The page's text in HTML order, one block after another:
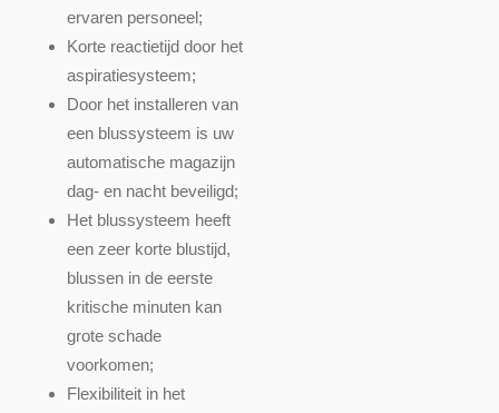
ervaren personeel;
Korte reactietijd door het
aspiratiesysteem;
Door het installeren van
een blussysteem is uw
automatische magazijn
dag- en nacht beveiligd;
Het blussysteem heeft
een zeer korte blustijd,
blussen in de eerste
kritische minuten kan
grote schade
voorkomen;
Flexibiliteit in het